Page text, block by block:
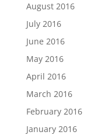
August 2016
July 2016
June 2016
May 2016
April 2016
March 2016
February 2016
January 2016